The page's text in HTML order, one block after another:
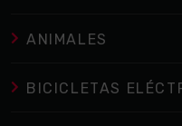
ANIMALES
BICICLETAS